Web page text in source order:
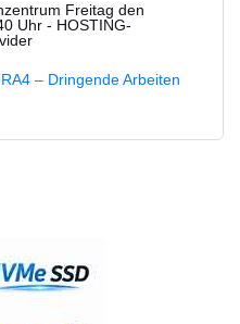
Freitag den
Uhr - HOSTING-
– Dringende Arbeiten